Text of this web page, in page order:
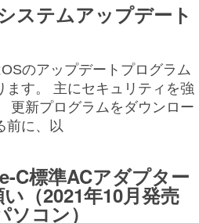
ステムアップデート
のアップデートプログラム
ます。 主にセキュリティを強
更新プログラムをダウンロー
前に、以
C標準ACアダプター
（2021年10月発売
コン）